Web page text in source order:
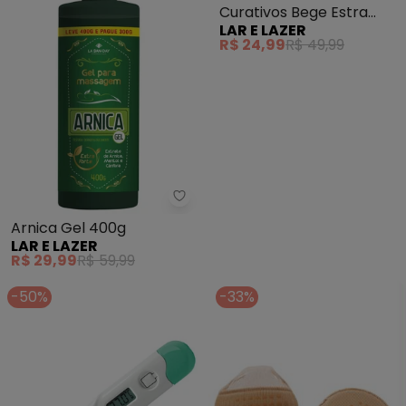
Lar e Lazer - Arnica Gel 400g
Arnica Gel 400g
LAR E LAZER
R$ 29,99R$ 59,99
Curativos Bege Estra
Grande 8un
LAR E LAZER
R$ 24,99R$ 49,99
-50% -33%